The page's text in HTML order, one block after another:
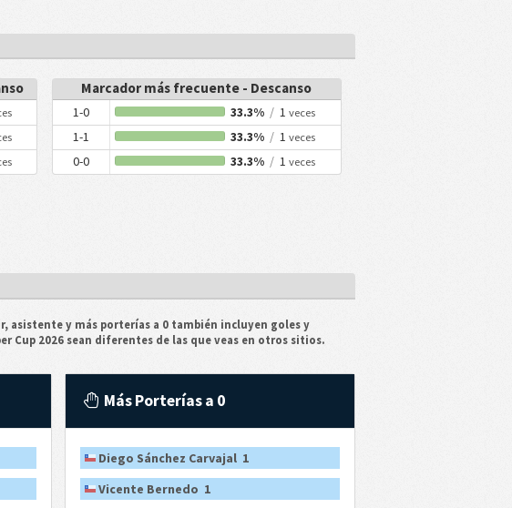
Marcador más frecuente - Descanso
1-0 33.3% /1 veces
1-1 33.3% /1 veces
0-0 33.3% /1 veces
asistente y más porterías a 0 también incluyen goles y
Cup 2026 sean diferentes de las que veas en otros sitios.
Más Porterías a 0
Diego Sánchez Carvajal 1
Vicente Bernedo 1